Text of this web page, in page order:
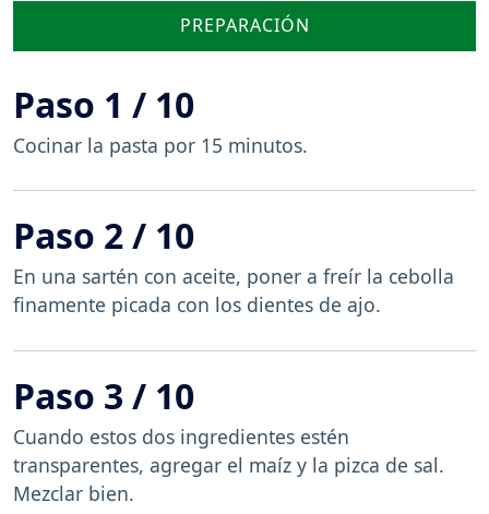
PREPARACIÓN
Paso 1 / 10
Cocinar la pasta por 15 minutos.
Paso 2 / 10
En una sartén con aceite, poner a freír la cebolla
finamente picada con los dientes de ajo.
Paso 3 / 10
Cuando estos dos ingredientes estén
transparentes, agregar el maíz y la pizca de sal.
Mezclar bien.